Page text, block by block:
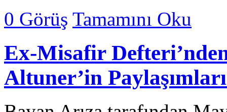
0 Görüş Tamamını Oku
Ex-Misafir
Altuner’in